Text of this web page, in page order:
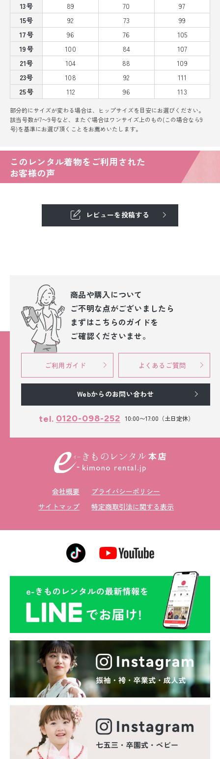
13号
89 70
97
15号
92 73
99
17号
96 76
105
19号
100 84
107
21号
104 88
109
23号
108 92
111
25号
112 96 113
部分的にサイズが変わる場合は、ヒップサイズを目安にお選びください。
該当号数が7〜9号など、またぐ場合はワンサイズ上のもの(この場合なら9
号)を基準にお選び頂くことをお薦めいたします。
このレンタル着物をご利用された
お客様の声
レビューを投稿する
商品や購入について
ご不明な点がございましたら
まずはこちらのガイドを
ご確認くださいませ。
ご利用ガイド よくあるご質問
Webからのお問い合わせ
tel. 0120-098-252 10:00〜17:00（土日定休）
会社概要
プライバシーポリシー
サイトマップ
特定商取引法に関する表示